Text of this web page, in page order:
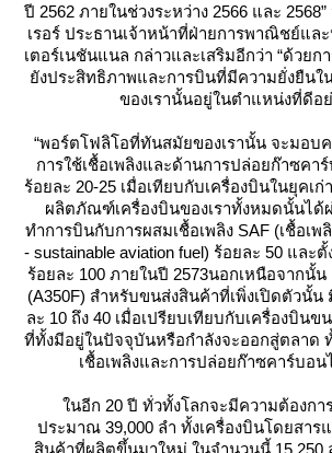
ปี 2562 ภายในช่วงระหว่าง 2566 และ
เรอร์ ประธานเจ้าหน้าที่ฝ่ายการพาณิชย์แล
เตอร์เนชันแนล กล่าวและเสริมอีกว่า “ด้วยก
งประสิทธิภาพและการบินที่มีความยั่งยืน
ของเรานั้นอยู่ในตำแหน่งที่ดีอย่
“พอร์ตโฟลิโอที่ทันสมัยของเรานั้น จะมอบ
การใช้เชื้อเพลิงและด้านการปล่อยก๊าซคา
ร้อยละ 20-25 เมื่อเทียบกับเครื่องบินในยุคเก่
ผลิตภัณฑ์เครื่องบินของเราทั้งหมดนั้นได้
ทำการบินกับการผสมเชื้อเพลิง SAF (เชื้อเพ
- sustainable aviation fuel) ร้อยละ 50 และ
ร้อยละ 100 ภายในปี 2573นอกเหนือจากนั้น
(A350F) สำหรับขนส่งสินค้าที่เพิ่งเปิดตัวนั้
ละ 10 ถึง 40 เมื่อเปรียบเทียบกับเครื่องบิน
ที่ทั้งมีอยู่ในปัจจุบันหรือกำลังจะออกสู่ตลาด
เชื้อเพลิงและการปล่อยก๊าซคาร์บอน
นอีก 20 ปี ทั่วทั้งโลกจะมีความต้องกา
ประมาณ 39,000 ลำ ทั้งเครื่องบินโดยสาร
สินค้าที่ผลิตขึ้นมาใหม่ ในจำนวนนี้ 15,250